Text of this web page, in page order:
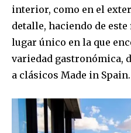
interior, como en el
detalle, haciendo de
lugar único en la que
variedad gastronómica,
a clásicos Made in Spain.